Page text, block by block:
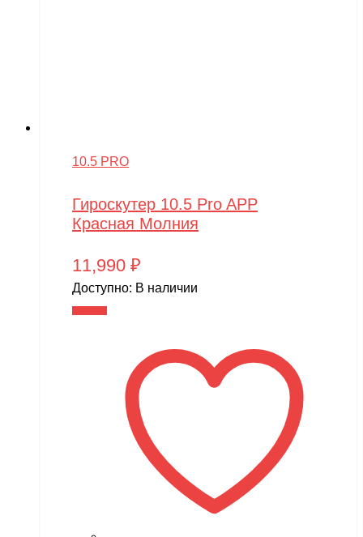
10.5 PRO
Гироскутер 10.5 Pro APP
Красная Молния
11,990 ₽
Доступно: В наличии